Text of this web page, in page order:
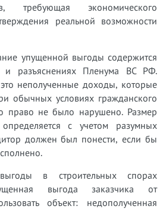
требующая экономического
реальной возможности
упущенной выгоды содержится
разъяснениях Пленума ВС РФ.
неполученные доходы, которые
обычных условиях гражданского
право не было нарушено. Размер
с учетом разумных
должен был понести, если бы
в строительных спорах
выгода заказчика от
объект: недополученная